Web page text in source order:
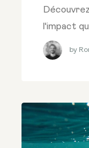
l'impact
by